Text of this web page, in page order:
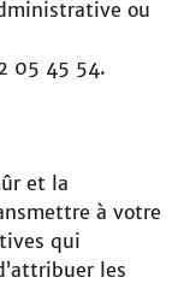
ou
05 45 54.
et la
à votre
qui
les